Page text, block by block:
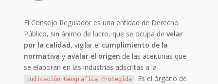
El Consejo Regulador es una entidad de Derecho
Público, sin ánimo de lucro, que se ocupa develar
por la calidad, vigilar el cumplimiento de la
normativa y avalar el origen de las aceitunas que
se elaboran en las industrias adscritas a la
Indicación Geográfica Protegida . Es el órgano de